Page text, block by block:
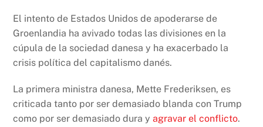
El intento de Estados Unidos de apoderarse de
Groenlandia ha avivado todas las divisiones en la
cúpula de la sociedad danesa y ha exacerbado la
crisis política del capitalismo danés.
La primera ministra danesa, Mette Frederiksen, es
criticada tanto por ser demasiado blanda con Trump
como por ser demasiado dura y agravar el conflicto.